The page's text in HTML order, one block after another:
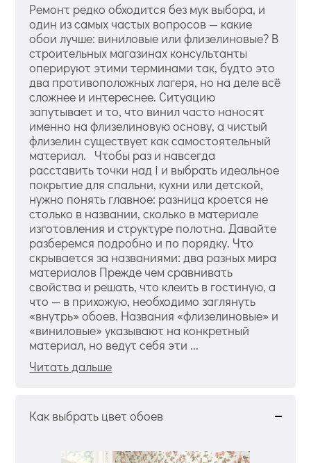
Ремонт редко обходится без мук выбора, и
один из самых частых вопросов — какие
обои лучше: виниловые или флизелиновые? В
строительных магазинах консультанты
оперируют этими терминами так, будто это
два противоположных лагеря, но на деле всё
сложнее и интереснее. Ситуацию
запутывает и то, что винил часто наносят
именно на флизелиновую основу, а чистый
флизелин существует как самостоятельный
материал. Чтобы раз и навсегда
расставить точки над i и выбрать идеальное
покрытие для спальни, кухни или детской,
нужно понять главное: разница кроется не
столько в названии, сколько в материале
изготовления и структуре полотна. Давайте
разберемся подробно и по порядку. Что
скрывается за названиями: два разных мира
материалов Прежде чем сравнивать
свойства и решать, что клеить в гостиную, а
что — в прихожую, необходимо заглянуть
«внутрь» обоев. Названия «флизелиновые» и
«виниловые» указывают на конкретный
материал, но ведут себя эти ...
Читать дальше
Как выбрать цвет обоев